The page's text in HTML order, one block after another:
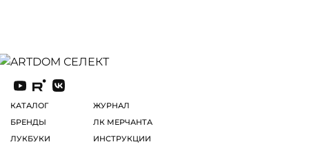
КАТАЛОГ
БРЕНДЫ
ЛУКБУКИ
ЖУРНАЛ
ЛК МЕРЧАНТА
ИНСТРУКЦИИ